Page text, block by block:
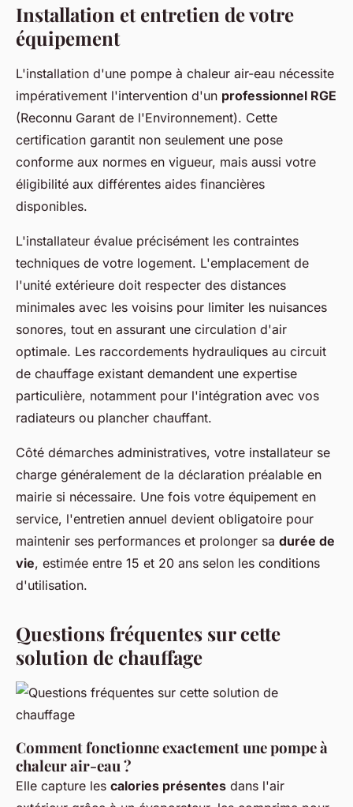
Installation et entretien de votre
équipement
L'installation d'une pompe à chaleur air-eau nécessite
impérativement l'intervention d'un professionnel RGE
(Reconnu Garant de l'Environnement). Cette
certification garantit non seulement une pose
conforme aux normes en vigueur, mais aussi votre
éligibilité aux différentes aides financières
disponibles.
L'installateur évalue précisément les contraintes
techniques de votre logement. L'emplacement de
l'unité extérieure doit respecter des distances
minimales avec les voisins pour limiter les nuisances
sonores, tout en assurant une circulation d'air
optimale. Les raccordements hydrauliques au circuit
de chauffage existant demandent une expertise
particulière, notamment pour l'intégration avec vos
radiateurs ou plancher chauffant.
Côté démarches administratives, votre installateur se
charge généralement de la déclaration préalable en
mairie si nécessaire. Une fois votre équipement en
service, l'entretien annuel devient obligatoire pour
maintenir ses performances et prolonger sa durée de
vie, estimée entre 15 et 20 ans selon les conditions
d'utilisation.
Questions fréquentes sur cette
solution de chauffage
Comment fonctionne exactement une pompe à
chaleur air-eau ?
Elle capture les calories présentes dans l'air